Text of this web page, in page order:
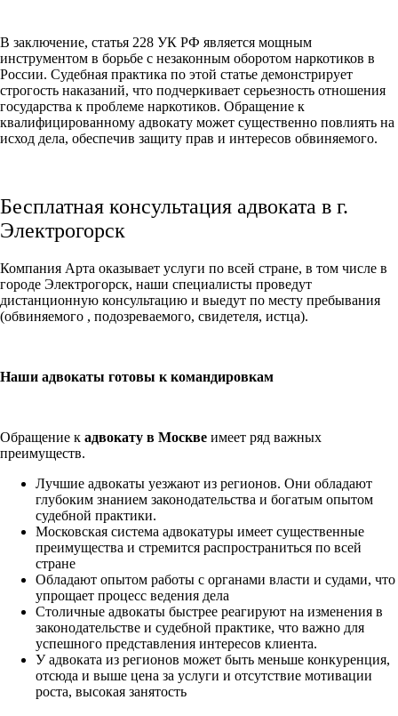
В заключение, статья 228 УК РФ является мощным
инструментом в борьбе с незаконным оборотом наркотиков в
России. Судебная практика по этой статье демонстрирует
строгость наказаний, что подчеркивает серьезность отношения
государства к проблеме наркотиков. Обращение к
квалифицированному адвокату может существенно повлиять на
исход дела, обеспечив защиту прав и интересов обвиняемого.
Бесплатная консультация адвоката в г.
Электрогорск
Компания Арта оказывает услуги по всей стране, в том числе в
городе Электрогорск, наши специалисты проведут
дистанционную консультацию и выедут по месту пребывания
(обвиняемого , подозреваемого, свидетеля, истца).
Наши адвокаты готовы к командировкам
Обращение к адвокату в Москве имеет ряд важных
преимуществ.
Лучшие адвокаты уезжают из регионов. Они обладают
глубоким знанием законодательства и богатым опытом
судебной практики.
Московская система адвокатуры имеет существенные
преимущества и стремится распространиться по всей
стране
Обладают опытом работы с органами власти и судами, что
упрощает процесс ведения дела
Столичные адвокаты быстрее реагируют на изменения в
законодательстве и судебной практике, что важно для
успешного представления интересов клиента.
У адвоката из регионов может быть меньше конкуренция,
отсюда и выше цена за услуги и отсутствие мотивации
роста, высокая занятость